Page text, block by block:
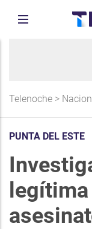
Telenoche >
PUNTA DEL ESTE